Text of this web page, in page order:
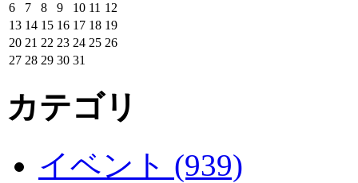
6
7 8 9 10 11 12
13 14 15 16 17 18 19
20 21 22 23 24 25 26
27 28 29 30 31
カテゴリ
イベント (939)